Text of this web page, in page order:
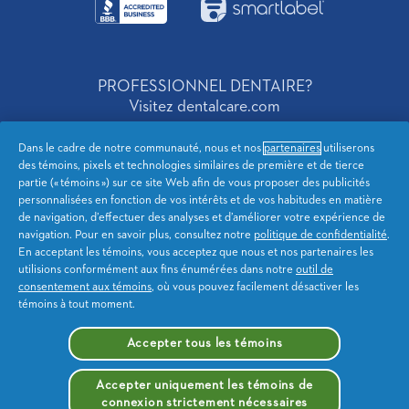
BusinessIcon SmartLabelIcon
PROFESSIONNEL DENTAIRE?
Visitez dentalcare.com
Canada French
Notification de ConfidentialiteConfidentialité de l'AC
Conditions d’utilisation Déclaration d’accessibilité
Plan du site
Me désinscrire de la publicité
Dans le cadre de notre communauté, nous et nos partenaires utiliserons
des témoins, pixels et technologies similaires de première et de tierce
partie (« témoins ») sur ce site Web afin de vous proposer des publicités
personnalisées en fonction de vos intérêts et de vos habitudes en matière
de navigation, d’effectuer des analyses et d’améliorer votre expérience de
navigation. Pour en savoir plus, consultez notre politique de confidentialité.
En acceptant les témoins, vous acceptez que nous et nos partenaires les
utilisions conformément aux fins énumérées dans notre outil de
consentement aux témoins, où vous pouvez facilement désactiver les
témoins à tout moment.
Accepter tous les témoins
Accepter uniquement les témoins de
connexion strictement nécessaires